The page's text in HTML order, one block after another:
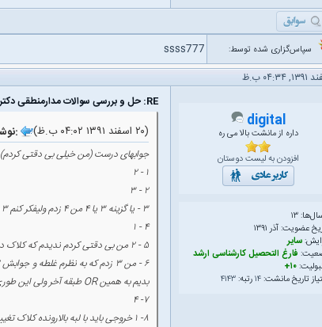
سپاس‌گزاری شده توسط: ssss777
digital
داره از مانشت بالا می ره
افزودن به لیست دوستان
۱۳
عضویت: آذر ۱۳۹۱
سایر
فارغ التحصیل کارشناسی ارشد
۱۰+
تاریخ مانشت:۱۴رتبه:۴۱۴۳
RE: حل و بررسی سوالات مدارمنطقی دکتری ۹۲ گرایش معماری
(۲۰ اسفند ۱۳۹۱ ۰۴:۰۲ ب.ظ) reza_memari_sharif نوشته شده توسط:
جوابهای درست (من خیلی بی دقتی کردم)
۱ - ۲
۲ - ۳
۳ - یا گزینه ۳ یا ۴ من ۴ زدم ولیفکر کنم ۳ درست باشه
۴ - ۱
۵ - ۲ من بی دقتی کردم ندیدم که کلاک دو FF فرق داره به خاطر همین ۴ زدم
بدیم به همین OR طبقه آخر ولی این طوری باید یکی Fan-in این گیت رو زیاد کنیم که امکان پذیر نیست پس یک OR هم می خواهیم
۷- ۴
۸- ۱ خروجی باید با لبه بالارونده کلاک تغییر کند